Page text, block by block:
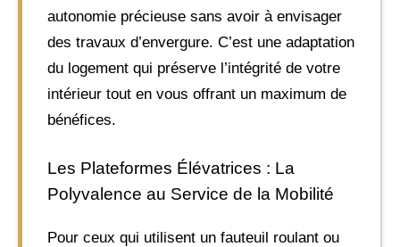
autonomie précieuse sans avoir à envisager
des travaux d’envergure. C’est une adaptation
du logement qui préserve l’intégrité de votre
intérieur tout en vous offrant un maximum de
bénéfices.
Les Plateformes Élévatrices : La
Polyvalence au Service de la Mobilité
Pour ceux qui utilisent un fauteuil roulant ou